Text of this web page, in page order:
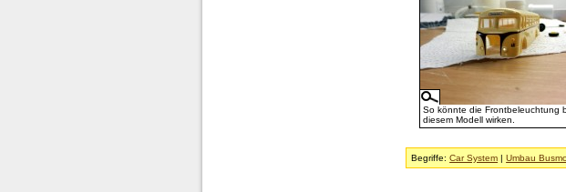
So könnte die Frontbeleuchtung
diesem Modell wirken.
Begriffe:Car System |Umbau